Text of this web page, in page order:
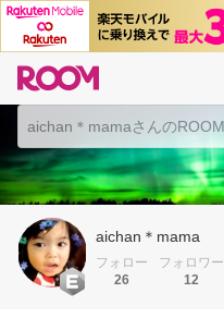
aichan＊mama
フォロー
26
フォロワー
12